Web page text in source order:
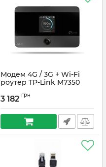
Модем 4G / 3G + Wi-Fi
роутер TP-Link M7350
3 182 грн